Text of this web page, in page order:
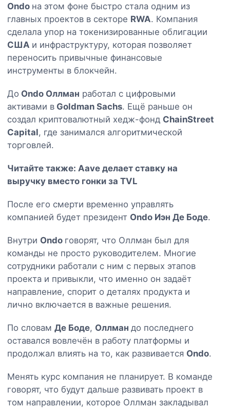
Ondo на этом фоне быстро стала одним из
главных проектов в секторе RWA. Компания
сделала упор на токенизированные облигации
США и инфраструктуру, которая позволяет
переносить привычные финансовые
инструменты в блокчейн.
До Ondo Оллман работал с цифровыми
активами в Goldman Sachs. Ещё раньше он
создал криптовалютный хедж-фонд ChainStreet
Capital, где занимался алгоритмической
торговлей.
Читайте также: Aave делает ставку на
выручку вместо гонки за TVL
После его смерти временно управлять
компанией будет президент Ondo Иэн Де Боде.
Внутри Ondo говорят, что Оллман был для
команды не просто руководителем. Многие
сотрудники работали с ним с первых этапов
проекта и привыкли, что именно он задаёт
направление, спорит о деталях продукта и
лично включается в важные решения.
По словам Де Боде, Оллман до последнего
оставался вовлечён в работу платформы и
продолжал влиять на то, как развивается Ondo.
Менять курс компания не планирует. В команде
говорят, что будут дальше развивать проект в
том направлении, которое Оллман закладывал